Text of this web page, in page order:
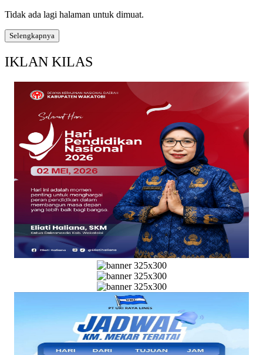
Tidak ada lagi halaman untuk dimuat.
Selengkapnya
IKLAN KILAS